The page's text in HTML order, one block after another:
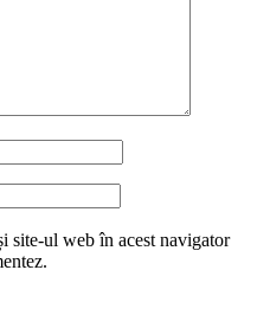
site-ul web în acest navigator